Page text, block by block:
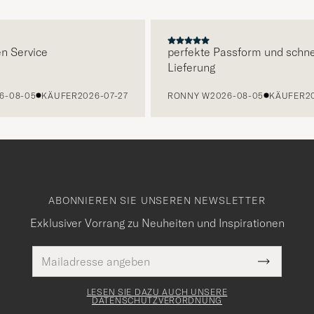
KÄUFER 2026-07-27
perfekte Passform und schnelle
Lieferung
RONNY W 2026-08-05 KÄUFER 2026-
ABONNIEREN SIE UNSEREN NEWSLETTER
Exklusiver Vorrang zu Neuheiten und Inspirationen
Mail
Adresse
Pflichtfeld
Submit
Newsletter
LESEN SIE DAZU AUCH UNSERE
DATENSCHUTZVERORDNUNG